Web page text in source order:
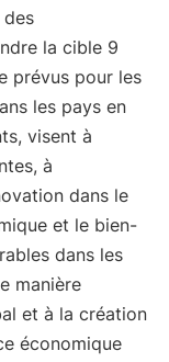
la cible 9
prévus pour les
les pays en
visent à
à
dans le
et le bien-
dans les
manière
et à la création
économique